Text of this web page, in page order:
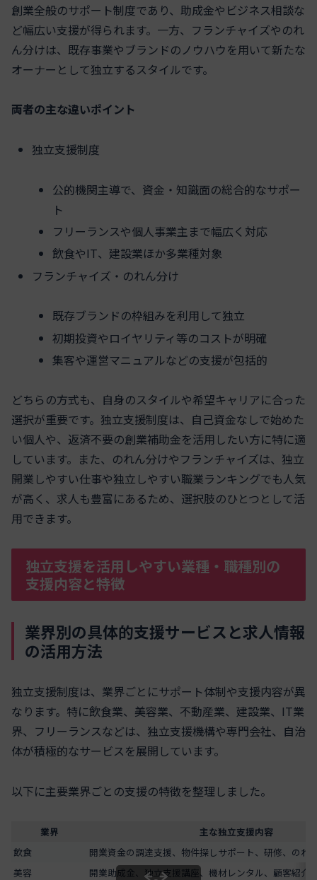
創業全般のサポート制度であり、助成金やビジネス相談な
ど幅広い支援が得られます。一方、フランチャイズやのれ
ん分けは、既存事業やブランドのノウハウを用いて新たな
オーナーとして独立するスタイルです。
両者の主な違いポイント
独立支援制度
公的機関主導で、資金・知識面の総合的なサポー
ト
フリーランスや個人事業主まで幅広く対応
飲食やIT、建設業ほか多業種対象
フランチャイズ・のれん分け
既存ブランドの枠組みを利用して独立
初期投資やロイヤリティ等のコストが明確
集客や運営マニュアルなどの支援が包括的
どちらの方式も、自身のスタイルや希望キャリアに合った
選択が重要です。独立支援制度は、自己資金なしで始めた
い個人や、返済不要の創業補助金を活用したい方に特に適
しています。また、のれん分けやフランチャイズは、独立
開業しやすい仕事や独立しやすい職業ランキングでも人気
が高く、求人も豊富にあるため、選択肢のひとつとして活
用できます。
独立支援を活用しやすい業種・職種別の
支援内容と特徴
業界別の具体的支援サービスと求人情報
の活用方法
独立支援制度は、業界ごとにサポート体制や支援内容が異
なります。特に飲食業、美容業、不動産業、建設業、IT業
界、フリーランスなどは、独立支援機構や専門会社、自治
体が積極的なサービスを展開しています。
以下に主要業界ごとの支援の特徴を整理しました。
業界
主な独立支援内容
飲食
開業資金の調達支援、物件探しサポート、研修、のれ
美容
開業助成金、独立支援講座、機材レンタル、顧客紹介